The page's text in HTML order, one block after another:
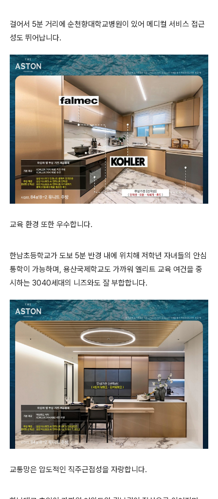
걸어서 5분 거리에 순천향대학교병원이 있어 메디컬 서비스 접근
성도 뛰어납니다.
교육 환경 또한 우수합니다.
한남초등학교가 도보 5분 반경 내에 위치해 저학년 자녀들의 안심
통학이 가능하며, 용산국제학교도 가까워 엘리트 교육 여건을 중
시하는 3040세대의 니즈와도 잘 부합합니다.
교통망은 압도적인 직주근접성을 자랑합니다.